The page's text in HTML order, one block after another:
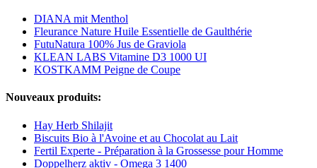
DIANA mit Menthol
Fleurance Nature Huile Essentielle de Gaulthérie
FutuNatura 100% Jus de Graviola
KLEAN LABS Vitamine D3 1000 UI
KOSTKAMM Peigne de Coupe
Nouveaux produits:
Hay Herb Shilajit
Biscuits Bio à l'Avoine et au Chocolat au Lait
Fertil Experte - Préparation à la Grossesse pour Homme
Doppelherz aktiv - Omega 3 1400